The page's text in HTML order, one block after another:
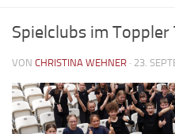
Spielclubs im Toppler
VON CHRISTINA WEHNER · 23.